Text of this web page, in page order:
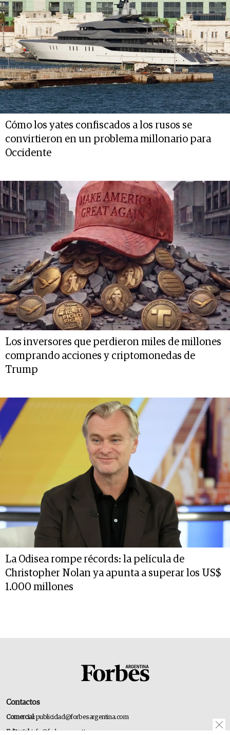
Cómo los yates confiscados a los rusos se
convirtieron en un problema millonario para
Occidente
Los inversores que perdieron miles de millones
comprando acciones y criptomonedas de
Trump
La Odisea rompe récords: la película de
Christopher Nolan ya apunta a superar los US$
1.000 millones
Contactos
Comercial:publicidad@forbesargentina.com
Editorial:info@forbesargentina.com